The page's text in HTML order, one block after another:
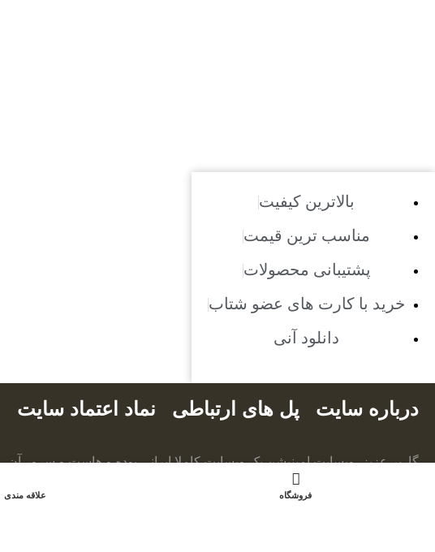
بالاترین کیفیت
مناسب ترین قیمت
پشتیبانی محصولات
خرید با کارت های عضو شتاب
دانلود آنی
درباره سایت پل های ارتباطی نماد اعتماد سایت
گاربر عزیز، وبسایت امینیشن یک وبسایت کاملا ایرانی بوده و هاست و سرور آن
درون کشور می باشد. هرگونه کپی برداری و فروش محصولات از این سایت، مجاز
نبوده و مشکل شرعی دارد.
فروشگاه علاقه مندی